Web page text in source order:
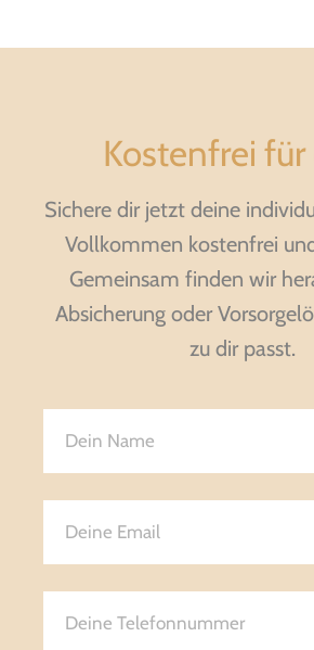
Kostenfrei für
Sichere dir jetzt deine
Vollkommen kostenfrei
Gemeinsam finden wir
Absicherung oder
zu dir passt.